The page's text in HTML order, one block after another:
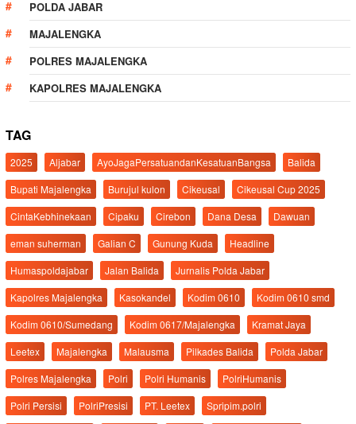
POLDA JABAR
MAJALENGKA
POLRES MAJALENGKA
KAPOLRES MAJALENGKA
TAG
2025 Aljabar AyoJagaPersatuandanKesatuanBangsa
Balida
Bupati Majalengka
Burujul kulon Cikeusal
Cikeusal Cup 2025
CintaKebhinekaan
Cipaku Cirebon Dana Desa
Dawuan
eman suherman
Galian C Gunung Kuda
Headline
Humaspoldajabar
Jalan Balida
Jurnalis Polda Jabar
Kapolres Majalengka
Kasokandel Kodim 0610
Kodim 0610 smd
Kodim 0610/Sumedang
Kodim 0617/Majalengka
Kramat Jaya
Leetex
Majalengka Malausma Pilkades Balida
Polda Jabar
Polres Majalengka
Polri Polri Humanis
PolriHumanis
Polri Persisi
PolriPresisi PT. Leetex
Spripim.polri